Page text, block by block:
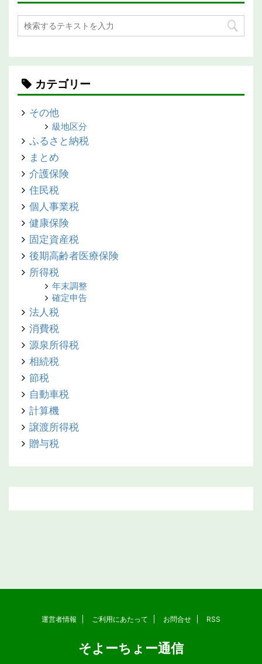
カテゴリー
その他
級地区分
ふるさと納税
まとめ
介護保険
住民税
個人事業税
健康保険
固定資産税
後期高齢者医療保険
所得税
年末調整
確定申告
法人税
消費税
源泉所得税
相続税
節税
自動車税
計算機
譲渡所得税
贈与税
運営者情報 ご利用にあたって お問合せ RSS
そよーちょー通信
Copyright© そよーちょー通信 , 2026 All Rights